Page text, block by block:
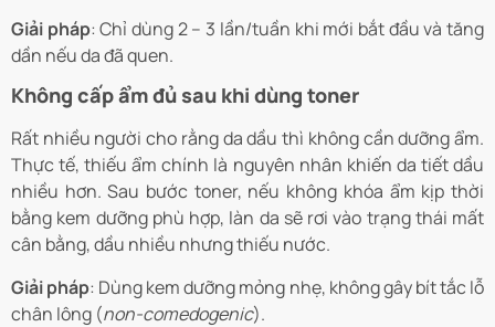
Giải pháp: Chỉ dùng 2 – 3 lần/tuần khi mới bắt đầu và tăng
dần nếu da đã quen.
Không cấp ẩm đủ sau khi dùng toner
Rất nhiều người cho rằng da dầu thì không cần dưỡng ẩm.
Thực tế, thiếu ẩm chính là nguyên nhân khiến da tiết dầu
nhiều hơn. Sau bước toner, nếu không khóa ẩm kịp thời
bằng kem dưỡng phù hợp, làn da sẽ rơi vào trạng thái mất
cân bằng, dầu nhiều nhưng thiếu nước.
Giải pháp: Dùng kem dưỡng mỏng nhẹ, không gây bít tắc lỗ
chân lông (non-comedogenic).